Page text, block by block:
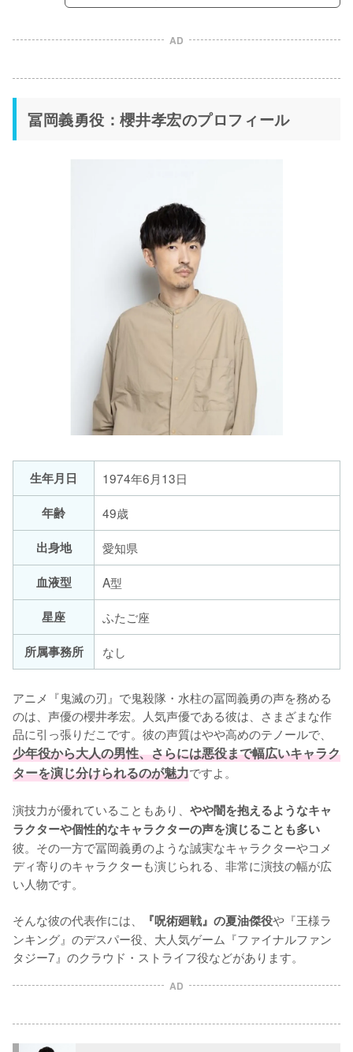
AD
冨岡義勇役：櫻井孝宏のプロフィール
生年月日
1974年6月13日
年齢
49歳
出身地
愛知県
血液型
A型
星座
ふたご座
所属事務所
なし
アニメ『鬼滅の刃』で鬼殺隊・水柱の冨岡義勇の声を務める
のは、声優の櫻井孝宏。人気声優である彼は、さまざまな作
品に引っ張りだこです。彼の声質はやや高めのテノールで、
少年役から大人の男性、さらには悪役まで幅広いキャラク
ターを演じ分けられるのが魅力ですよ。
演技力が優れていることもあり、 やや闇を抱えるようなキャ
ラクターや個性的なキャラクターの声を演じることも多い
彼。その一方で冨岡義勇のような誠実なキャラクターやコメ
ディ寄りのキャラクターも演じられる、非常に演技の幅が広
い人物です。
そんな彼の代表作には、 『呪術廻戦』の夏油傑役や『王様ラ
ンキング』のデスパー役、大人気ゲーム『ファイナルファン
タジー7』のクラウド・ストライフ役などがあります。
AD